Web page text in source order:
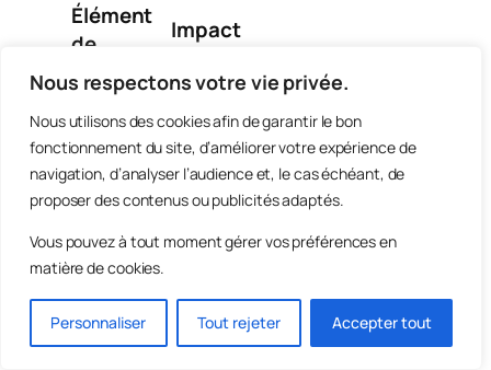
Nous respectons votre vie privée.
Nous utilisons des cookies afin de garantir le bon
fonctionnement du site, d’améliorer votre expérience de
navigation, d’analyser l’audience et, le cas échéant, de
proposer des contenus ou publicités adaptés.
Vous pouvez à tout moment gérer vos préférences en
matière de cookies.
Personnaliser Tout rejeter Accepter tout
Élément
de
rémunér
ation
Impact
rappel
Majoratio
n 25% ou
50%
Obligato
ire
Selon loi ou
convention
collective
payés
afférents
de la
salariale ouvre
Repos
compens
Facultati
f ou
Si dépassement
du contingent